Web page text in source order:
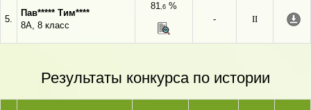
5.
Пав***** Тим****
8А, 8 класс
81,6 %
-
II
Результаты конкурса по истории